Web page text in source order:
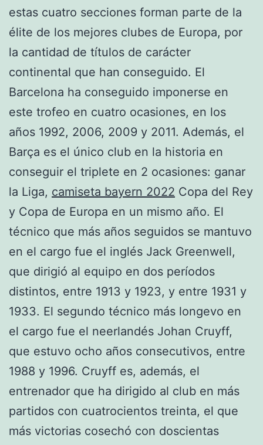
estas cuatro secciones forman parte de la
élite de los mejores clubes de Europa, por
la cantidad de títulos de carácter
continental que han conseguido. El
Barcelona ha conseguido imponerse en
este trofeo en cuatro ocasiones, en los
años 1992, 2006, 2009 y 2011. Además, el
Barça es el único club en la historia en
conseguir el triplete en 2 ocasiones: ganar
la Liga, camiseta bayern 2022 Copa del Rey
y Copa de Europa en un mismo año. El
técnico que más años seguidos se mantuvo
en el cargo fue el inglés Jack Greenwell,
que dirigió al equipo en dos períodos
distintos, entre 1913 y 1923, y entre 1931 y
1933. El segundo técnico más longevo en
el cargo fue el neerlandés Johan Cruyff,
que estuvo ocho años consecutivos, entre
1988 y 1996. Cruyff es, además, el
entrenador que ha dirigido al club en más
partidos con cuatrocientos treinta, el que
más victorias cosechó con doscientas